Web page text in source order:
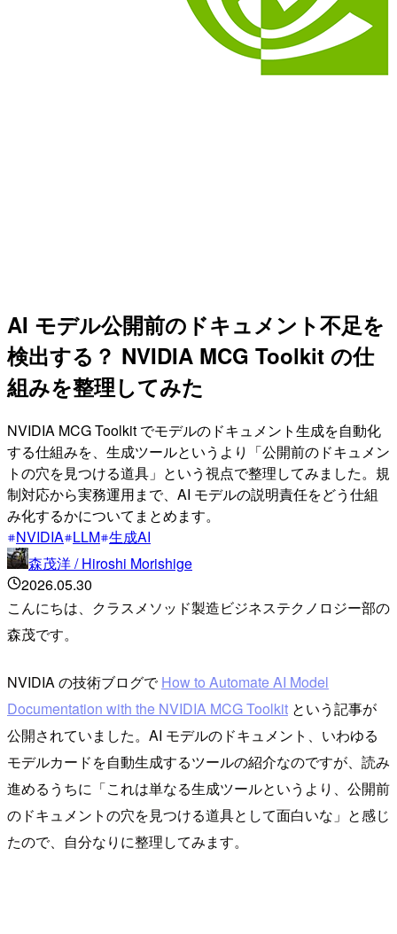
AI モデル公開前のドキュメント不足を
検出する？ NVIDIA MCG Toolkit の仕
組みを整理してみた
NVIDIA MCG Toolkit でモデルのドキュメント生成を自動化
する仕組みを、生成ツールというより「公開前のドキュメン
トの穴を見つける道具」という視点で整理してみました。規
制対応から実務運用まで、AI モデルの説明責任をどう仕組
み化するかについてまとめます。
NVIDIA LLM 生成AI
森茂洋 / Hiroshi Morishige
2026.05.30
こんにちは、クラスメソッド製造ビジネステクノロジー部の
森茂です。
NVIDIA の技術ブログでHow to Automate AI Model
Documentation with the NVIDIA MCG Toolkit という記事が
公開されていました。AI モデルのドキュメント、いわゆる
モデルカードを自動生成するツールの紹介なのですが、読み
進めるうちに「これは単なる生成ツールというより、公開前
のドキュメントの穴を見つける道具として面白いな」と感じ
たので、自分なりに整理してみます。